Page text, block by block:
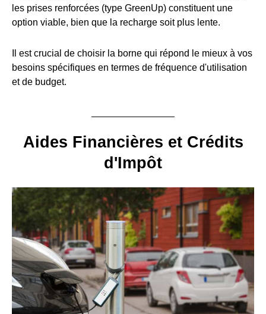
les prises renforcées (type GreenUp) constituent une
option viable, bien que la recharge soit plus lente.
Il est crucial de choisir la borne qui répond le mieux à vos
besoins spécifiques en termes de fréquence d'utilisation
et de budget.
Aides Financières et Crédits
d'Impôt